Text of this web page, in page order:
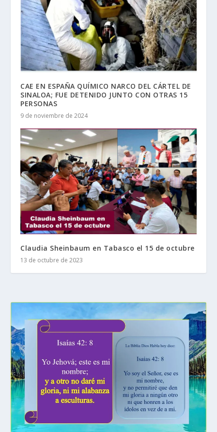
CAE EN ESPAÑA QUÍMICO NARCO DEL CÁRTEL DE
SINALOA; FUE DETENIDO JUNTO CON OTRAS 15
PERSONAS
9 de noviembre de 2024
Claudia Sheinbaum en Tabasco el 15 de octubre
13 de octubre de 2023